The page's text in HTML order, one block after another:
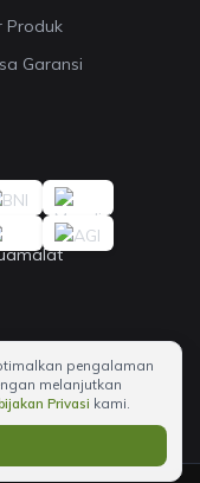
Produk
Garansi
pengalaman
melanjutkan
Privasi kami.